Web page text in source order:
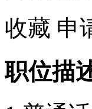
收藏 申
职位描